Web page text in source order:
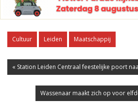
Cultuur Leiden Maatschappij
« Station Leiden Centraal feestelijke poort
Wassenaar maakt zich op voor